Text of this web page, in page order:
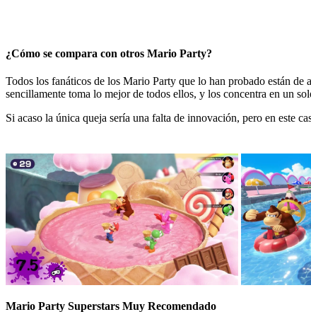
¿Cómo se compara con otros Mario Party?
Todos los fanáticos de los Mario Party que lo han probado están
sencillamente toma lo mejor de todos ellos, y los concentra en un
Si acaso la única queja sería una falta de innovación, pero en este
Mario Party Superstars Muy Recomendado